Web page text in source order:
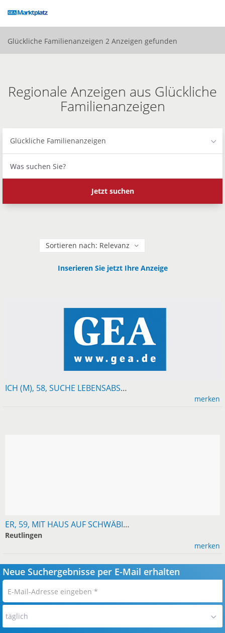
Modus
aktivieren
zurGlückliche Familienanzeigen 2 Anzeigen gefunden
Regionale Anzeigen aus Glückliche
Familienanzeigen
Glückliche Familienanzeigen
suchen
Sie?
Jetzt suchen
Sortieren
Inserieren Sie jetzt Ihre Anzeige
ICH (M), 58, SUCHE LEBENSABSCHNITTSGEFÄHRTIN. PUTZEN UND KOCHEN KANN ICH SELBST, ABER ES FEHLT HALT JEMAND DER MECKERT, WEIL ICH ES FALSCH GEMACHT...
merken
ER, 59, MIT HAUS AUF SCHWÄBISCHER ALB SUCHT SIE
Reutlingen
merken
Neue Suchergebnisse per E-Mail erhalten
E-
Mail-
Adresse
eingeben
täglich